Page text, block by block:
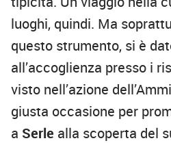
luoghi, quindi. Ma
questo strumento, si è
all’accoglienza presso i
visto nell’azione
giusta occasione per
a Serle alla scoperta del